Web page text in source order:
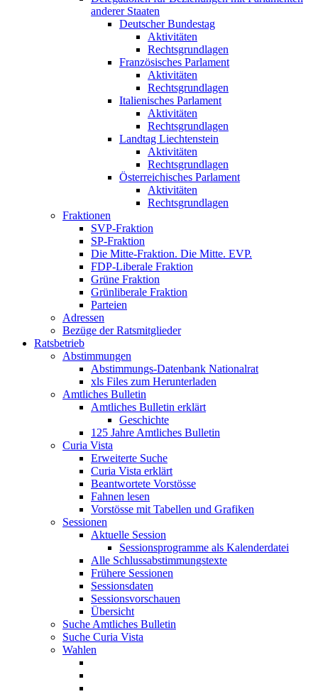
anderer Staaten
Deutscher Bundestag
Aktivitäten
Rechtsgrundlagen
Französisches Parlament
Aktivitäten
Rechtsgrundlagen
Italienisches Parlament
Aktivitäten
Rechtsgrundlagen
Landtag Liechtenstein
Aktivitäten
Rechtsgrundlagen
Österreichisches Parlament
Aktivitäten
Rechtsgrundlagen
Fraktionen
SVP-Fraktion
SP-Fraktion
Die Mitte-Fraktion. Die Mitte. EVP.
FDP-Liberale Fraktion
Grüne Fraktion
Grünliberale Fraktion
Parteien
Adressen
Bezüge der Ratsmitglieder
Ratsbetrieb
Abstimmungen
Abstimmungs-Datenbank Nationalrat
xls Files zum Herunterladen
Amtliches Bulletin
Amtliches Bulletin erklärt
Geschichte
125 Jahre Amtliches Bulletin
Curia Vista
Erweiterte Suche
Curia Vista erklärt
Beantwortete Vorstösse
Fahnen lesen
Vorstösse mit Tabellen und Grafiken
Sessionen
Aktuelle Session
Sessionsprogramme als Kalenderdatei
Alle Schlussabstimmungstexte
Frühere Sessionen
Sessionsdaten
Sessionsvorschauen
Übersicht
Suche Amtliches Bulletin
Suche Curia Vista
Wahlen